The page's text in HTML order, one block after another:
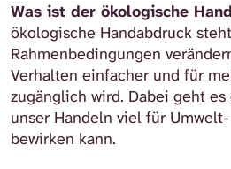
Was ist der ökologische
ökologische Handabdruck
Rahmenbedingungen
Verhalten einfacher und für
zugänglich wird. Dabei geht es
unser Handeln viel für
bewirken kann.